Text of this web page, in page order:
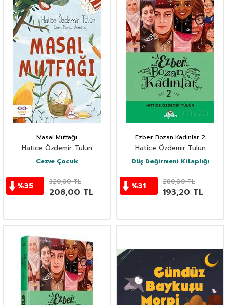
Masal Mutfağı
Hatice Özdemir Tülün
Cezve Çocuk
%35 320,00TL
208,00 TL
Ezber Bozan Kadınlar 2
Hatice Özdemir Tülün
Düş Değirmeni Kitaplığı
%31 280,00TL
193,20 TL